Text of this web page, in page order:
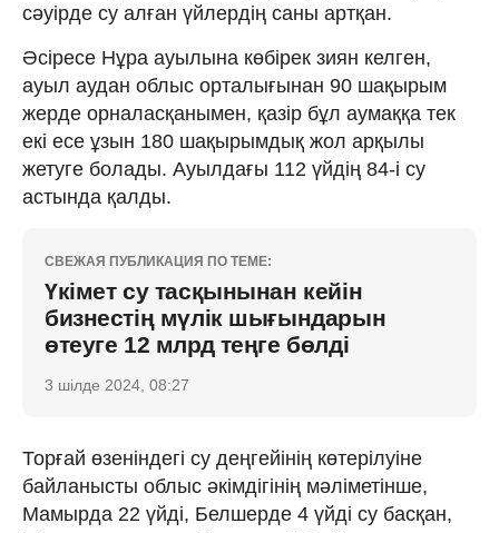
сәуірде су алған үйлердің саны артқан.
Әсіресе Нұра ауылына көбірек зиян келген,
ауыл аудан облыс орталығынан 90 шақырым
жерде орналасқанымен, қазір бұл аумаққа тек
екі есе ұзын 180 шақырымдық жол арқылы
жетуге болады. Ауылдағы 112 үйдің 84-і су
астында қалды.
СВЕЖАЯ ПУБЛИКАЦИЯ ПО ТЕМЕ:
Үкімет су тасқынынан кейін
бизнестің мүлік шығындарын
өтеуге 12 млрд теңге бөлді
3 шілде 2024, 08:27
Торғай өзеніндегі су деңгейінің көтерілуіне
байланысты облыс әкімдігінің мәліметінше,
Мамырда 22 үйді, Белшерде 4 үйді су басқан,